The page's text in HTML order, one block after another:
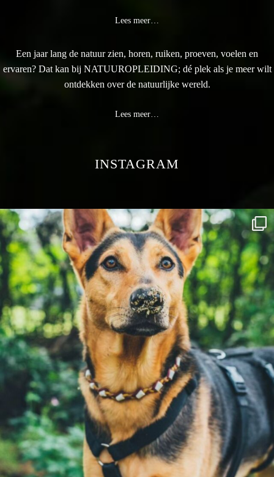
Lees meer…
Een jaar lang de natuur zien, horen, ruiken, proeven, voelen en
ervaren? Dat kan bij NATUUROPLEIDING; dé plek als je meer wilt
ontdekken over de natuurlijke wereld.
Lees meer…
INSTAGRAM